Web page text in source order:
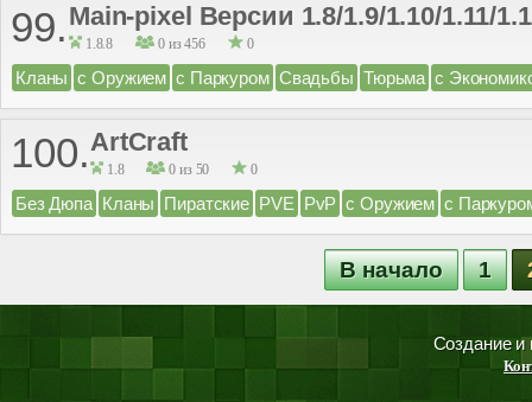
99. Main-pixel Версии 1.8/1.9/1.10/1.11/
1.8.8 0 из 456 0
Кланы с Оружием с Паркуром Свадьбы Тюрьма с
100.ArtCraft
1.8 0 из 50 0
Без Дюпа Кланы Пиратские PVE PvP с Оружием с
В начало 1
Создание и